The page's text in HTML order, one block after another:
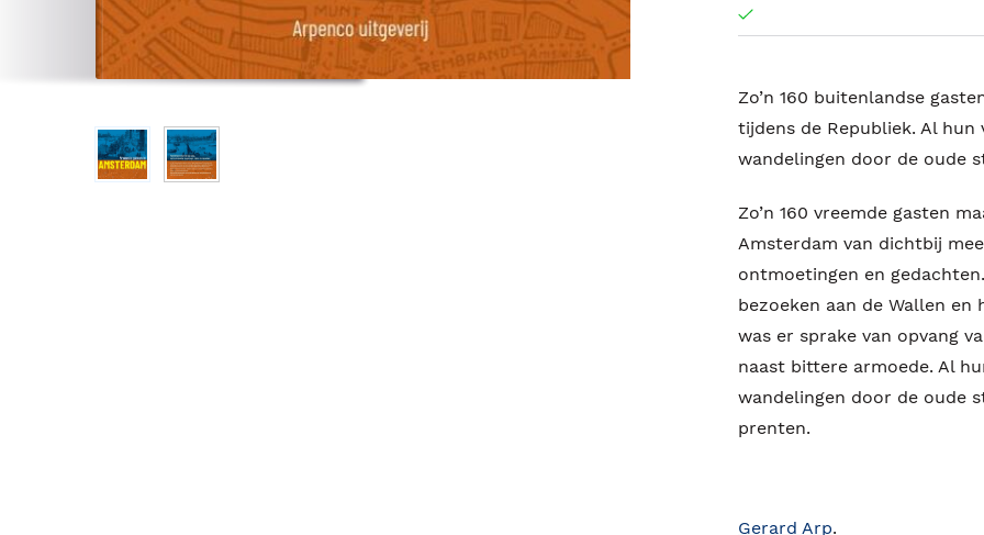
Zo’n 160 buitenlandse
tijdens de Republiek. Al
wandelingen door de oude
Zo’n 160 vreemde gasten
Amsterdam van dichtbij
ontmoetingen en
bezoeken aan de Wallen
was er sprake van opvang
naast bittere armoede. Al
wandelingen door de oude
prenten.
Gerard Arp.